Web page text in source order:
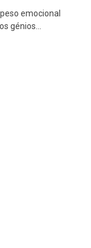
emocional
génios...